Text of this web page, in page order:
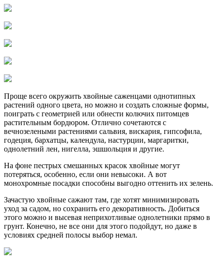
Проще всего окружить хвойные саженцами однотипных
растений одного цвета, но можно и создать сложные формы,
поиграть с геометрией или обнести колючих питомцев
растительным бордюром. Отлично сочетаются с
вечнозелеными растениями сальвия, вискария, гипсофила,
годеция, бархатцы, календула, настурции, маргаритки,
однолетний лен, нигелла, эшшольция и другие.
На фоне пестрых смешанных красок хвойные могут
потеряться, особенно, если они невысоки. А вот
монохромные посадки способны выгодно оттенить их зелень.
Зачастую хвойные сажают там, где хотят минимизировать
уход за садом, но сохранить его декоративность. Добиться
этого можно и высевая неприхотливые однолетники прямо в
грунт. Конечно, не все они для этого подойдут, но даже в
условиях средней полосы выбор немал.